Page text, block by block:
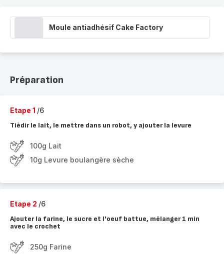
Moule antiadhésif Cake Factory
Préparation
Etape 1 /6
Tièdir le lait, le mettre dans un robot, y ajouter la levure
100g Lait
10g Levure boulangère sèche
Etape 2 /6
Ajouter la farine, le sucre et l'oeuf battue, mélanger 1 min
avec le crochet
250g Farine